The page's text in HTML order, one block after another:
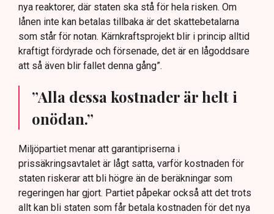
nya reaktorer, där staten ska stå för hela risken. Om
lånen inte kan betalas tillbaka är det skattebetalarna
som står för notan. Kärnkraftsprojekt blir i princip alltid
kraftigt fördyrade och försenade, det är en lågoddsare
att så även blir fallet denna gång”.
”Alla dessa kostnader är helt i
onödan.”
Miljöpartiet menar att garantipriserna i
prissäkringsavtalet är lågt satta, varför kostnaden för
staten riskerar att bli högre än de beräkningar som
regeringen har gjort. Partiet påpekar också att det trots
allt kan bli staten som får betala kostnaden för det nya